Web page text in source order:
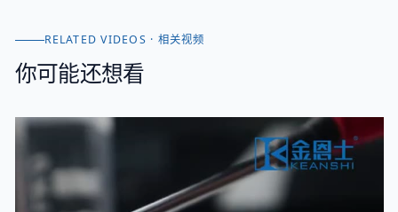
RELATED VIDEOS · 相关视频
你可能还想看